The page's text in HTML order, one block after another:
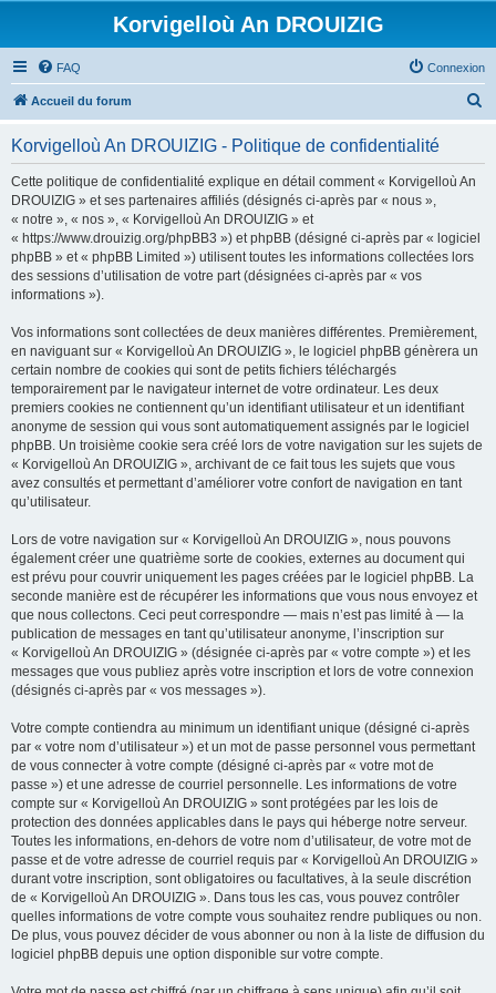
Korvigelloù An DROUIZIG
FAQ Connexion
Accueil du forum
Korvigelloù An DROUIZIG - Politique de confidentialité
Cette politique de confidentialité explique en détail comment « Korvigelloù An
DROUIZIG » et ses partenaires affiliés (désignés ci-après par « nous »,
« notre », « nos », « Korvigelloù An DROUIZIG » et
« https://www.drouizig.org/phpBB3 ») et phpBB (désigné ci-après par « logiciel
phpBB » et « phpBB Limited ») utilisent toutes les informations collectées lors
des sessions d’utilisation de votre part (désignées ci-après par « vos
informations »).
Vos informations sont collectées de deux manières différentes. Premièrement,
en naviguant sur « Korvigelloù An DROUIZIG », le logiciel phpBB génèrera un
certain nombre de cookies qui sont de petits fichiers téléchargés
temporairement par le navigateur internet de votre ordinateur. Les deux
premiers cookies ne contiennent qu’un identifiant utilisateur et un identifiant
anonyme de session qui vous sont automatiquement assignés par le logiciel
phpBB. Un troisième cookie sera créé lors de votre navigation sur les sujets de
« Korvigelloù An DROUIZIG », archivant de ce fait tous les sujets que vous
avez consultés et permettant d’améliorer votre confort de navigation en tant
qu’utilisateur.
Lors de votre navigation sur « Korvigelloù An DROUIZIG », nous pouvons
également créer une quatrième sorte de cookies, externes au document qui
est prévu pour couvrir uniquement les pages créées par le logiciel phpBB. La
seconde manière est de récupérer les informations que vous nous envoyez et
que nous collectons. Ceci peut correspondre — mais n’est pas limité à — la
publication de messages en tant qu’utilisateur anonyme, l’inscription sur
« Korvigelloù An DROUIZIG » (désignée ci-après par « votre compte ») et les
messages que vous publiez après votre inscription et lors de votre connexion
(désignés ci-après par « vos messages »).
Votre compte contiendra au minimum un identifiant unique (désigné ci-après
par « votre nom d’utilisateur ») et un mot de passe personnel vous permettant
de vous connecter à votre compte (désigné ci-après par « votre mot de
passe ») et une adresse de courriel personnelle. Les informations de votre
compte sur « Korvigelloù An DROUIZIG » sont protégées par les lois de
protection des données applicables dans le pays qui héberge notre serveur.
Toutes les informations, en-dehors de votre nom d’utilisateur, de votre mot de
passe et de votre adresse de courriel requis par « Korvigelloù An DROUIZIG »
durant votre inscription, sont obligatoires ou facultatives, à la seule discrétion
de « Korvigelloù An DROUIZIG ». Dans tous les cas, vous pouvez contrôler
quelles informations de votre compte vous souhaitez rendre publiques ou non.
De plus, vous pouvez décider de vous abonner ou non à la liste de diffusion du
logiciel phpBB depuis une option disponible sur votre compte.